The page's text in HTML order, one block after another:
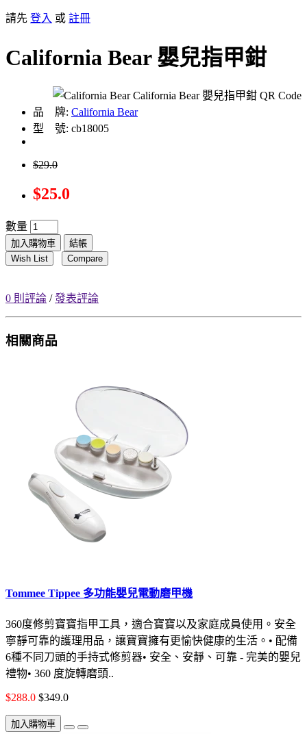
請先 登入 或 註冊
California Bear 嬰兒指甲鉗
品 牌: California Bear
型 號: cb18005
$29.0
$25.0
數量
加入購物車
結帳
Wish List
Compare
0 則評論 /發表評論
相關商品
Tommee Tippee 多功能嬰兒電動磨甲機
360度修剪寶寶指甲工具，適合寶寶以及家庭成員使用。安全
寧靜可靠的護理用品，讓寶寶擁有更愉快健康的生活。• 配備
6種不同刀頭的手持式修剪器• 安全、安靜、可靠 - 完美的嬰兒
禮物• 360 度旋轉磨頭..
$288.0 $349.0
加入購物車